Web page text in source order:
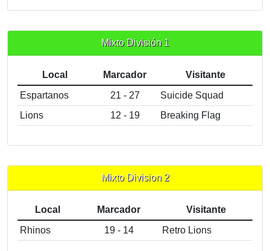
Mixto División 1
Local Marcador
Visitante
Espartanos
21 - 27
Suicide Squad
Lions
12 - 19 Breaking Flag
Mixto Division 2
Local Marcador
Visitante
Rhinos
19 - 14 Retro Lions